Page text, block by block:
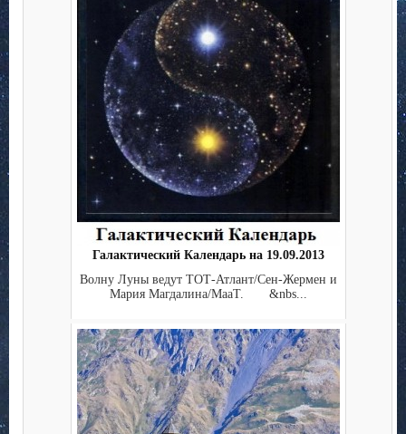
Галактический Календарь на 19.09.2013
Волну Луны ведут ТОТ-Атлант/Сен-Жермен и
Мария Магдалина/МааТ. &nbs...